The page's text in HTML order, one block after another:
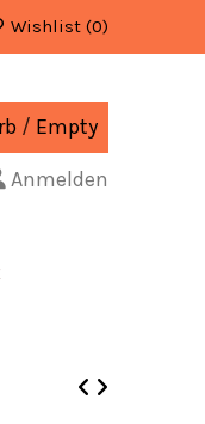
Wishlist (0)
/ Empty
Anmelden